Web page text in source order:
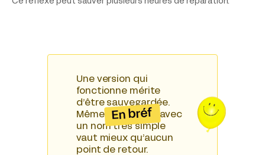
Une version qui
fonctionne mérite
d’être sauvegardée.
Même un commit avec
un nom très simple
vaut mieux qu’aucun
point de retour.
En bréf